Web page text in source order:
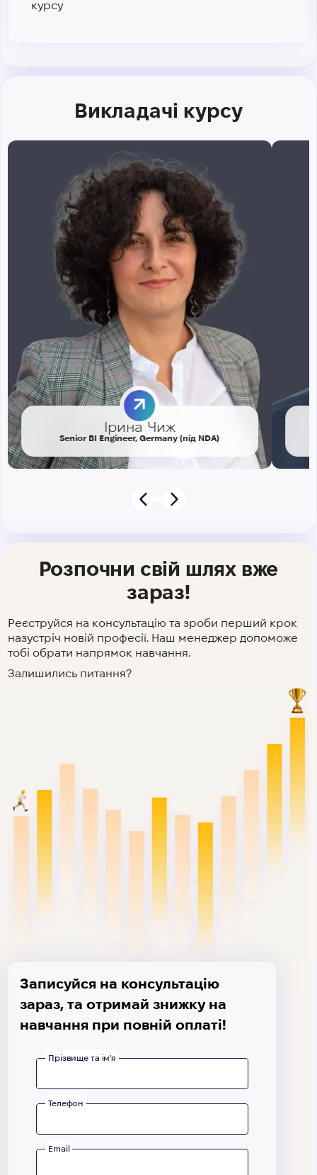
курсу
Викладачі курсу
Ірина Чиж
Senior BI Engineer, Germany (під NDA)
Розпочни свій шлях вже
зараз!
Реєструйся на консультацію та зроби перший крок
назустріч новій професії. Наш менеджер допоможе
тобі обрати напрямок навчання.
Залишились питання?
Записуйся на консультацію
зараз, та отримай знижку на
навчання при повній оплаті!
Прізвище та ім'я
Телефон
Email